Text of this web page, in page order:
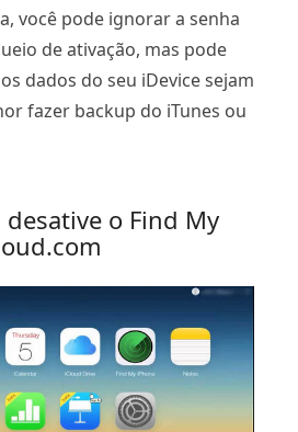
você pode ignorar a senha
de ativação, mas pode
dados do seu iDevice sejam
fazer backup do iTunes ou
o Find My